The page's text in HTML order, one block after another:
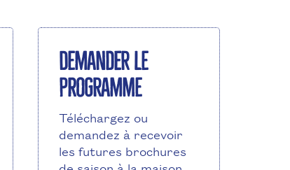
Demander le
programme
Téléchargez ou
demandez à recevoir
les futures brochures